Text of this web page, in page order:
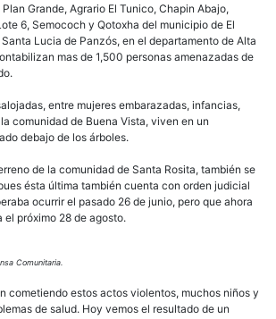
Grande, Agrario El Tunico, Chapin Abajo,
6, Semococh y Qotoxha del municipio de El
Lucia de Panzós, en el departamento de Alta
mas de 1,500 personas amenazadas de
entre mujeres embarazadas, infancias,
comunidad de Buena Vista, viven en un
debajo de los árboles.
de la comunidad de Santa Rosita, también se
ésta última también cuenta con orden judicial
ocurrir el pasado 26 de junio, pero que ahora
el próximo 28 de agosto.
Comunitaria.
cometiendo estos actos violentos, muchos niños y
de salud. Hoy vemos el resultado de un